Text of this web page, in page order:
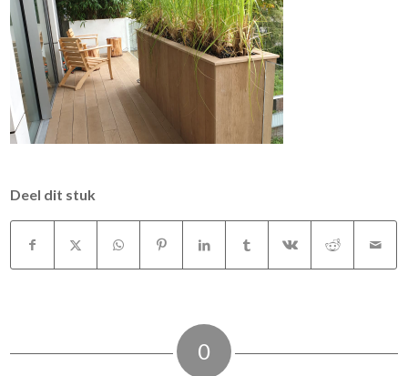
Deel dit stuk
0